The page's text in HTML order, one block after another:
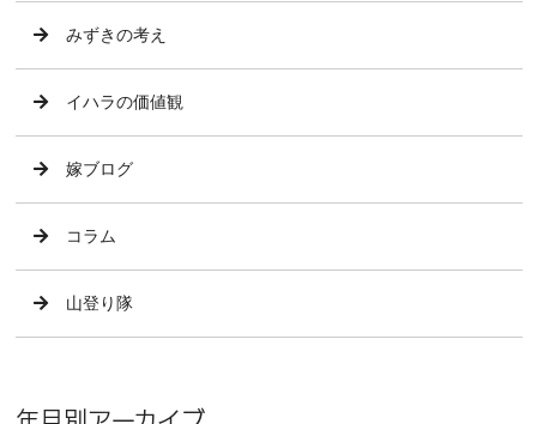
みずきの考え
イハラの価値観
嫁ブログ
コラム
山登り隊